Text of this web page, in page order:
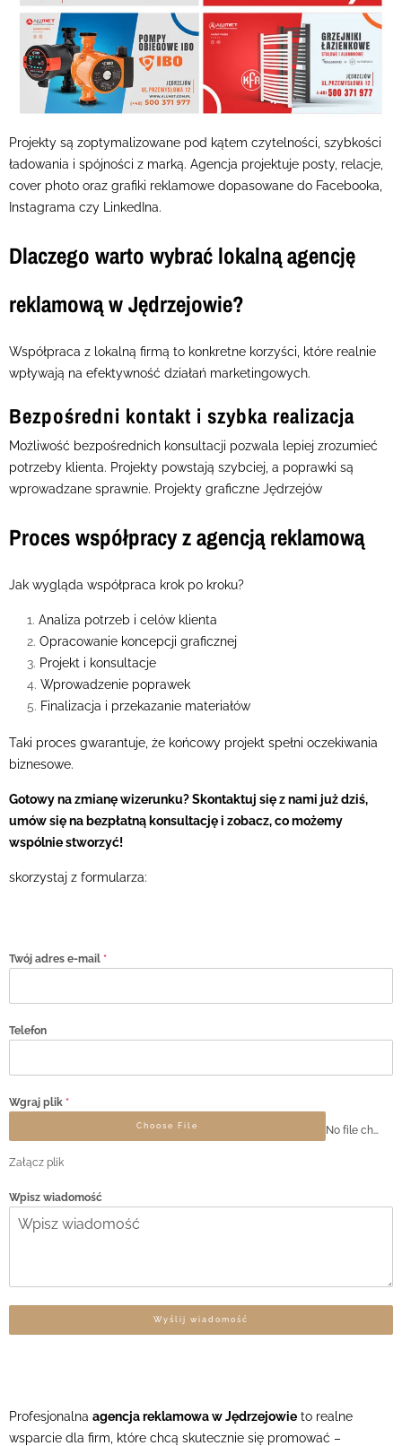
Projekty są zoptymalizowane pod kątem czytelności, szybkości
ładowania i spójności z marką. Agencja projektuje posty, relacje,
cover photo oraz grafiki reklamowe dopasowane do Facebooka,
Instagrama czy LinkedIna.
Dlaczego warto wybrać lokalną agencję
reklamową w Jędrzejowie?
Współpraca z lokalną firmą to konkretne korzyści, które realnie
wpływają na efektywność działań marketingowych.
Bezpośredni kontakt i szybka realizacja
Możliwość bezpośrednich konsultacji pozwala lepiej zrozumieć
potrzeby klienta. Projekty powstają szybciej, a poprawki są
wprowadzane sprawnie. Projekty graficzne Jędrzejów
Proces współpracy z agencją reklamową
Jak wygląda współpraca krok po kroku?
Analiza potrzeb i celów klienta
Opracowanie koncepcji graficznej
Projekt i konsultacje
Wprowadzenie poprawek
Finalizacja i przekazanie materiałów
Taki proces gwarantuje, że końcowy projekt spełni oczekiwania
biznesowe.
Gotowy na zmianę wizerunku? Skontaktuj się z nami już dziś,
umów się na bezpłatną konsultację i zobacz, co możemy
wspólnie stworzyć!
skorzystaj z formularza:
Twój adres e-mail *
Telefon
Wgraj plik *
Choose File No file chosen
Załącz plik
Wpisz wiadomość
Wyślij wiadomość
Profesjonalna agencja reklamowa w Jędrzejowie to realne
wsparcie dla firm, które chcą skutecznie się promować –